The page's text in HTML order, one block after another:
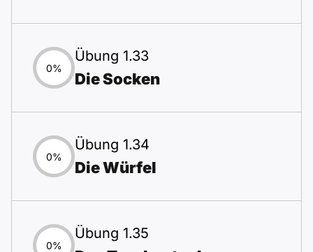
0%
Übung 1.33
Die Socken
0%
Übung 1.34
Die Würfel
0%
Übung 1.35